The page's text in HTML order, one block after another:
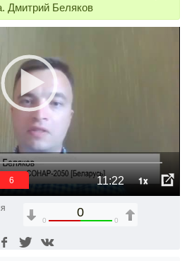
Дмитрий Беляков
11:22 1x
5
0
0 0